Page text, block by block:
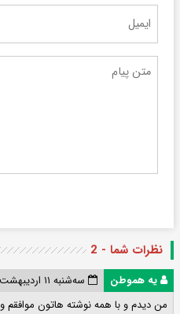
نظرات شما - 2
یه هموطن
سه‌شنبه ۱۱ اردیبهشت ۱۴۰۳ ۱۹:۴۹:۳۹
من دیدم و با همه نوشته هاتون موافقم